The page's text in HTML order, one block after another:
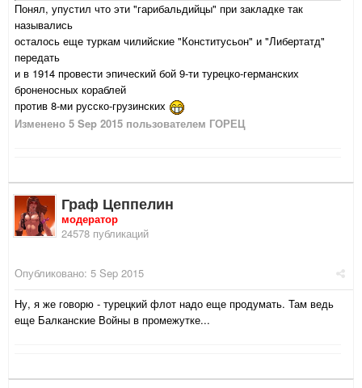
Понял, упустил что эти "гарибальдийцы" при закладке так
назывались
осталось еще туркам чилийские "Конститусьон" и "Либертатд"
передать
и в 1914 провести эпический бой 9-ти турецко-германских
броненосных кораблей
против 8-ми русско-грузинских
Изменено 5 Sep 2015 пользователем ГОРЕЦ
Граф Цеппелин
модератор
24578 публикаций
Опубликовано: 5 Sep 2015
Ну, я же говорю - турецкий флот надо еще продумать. Там ведь
еще Балканские Войны в промежутке...